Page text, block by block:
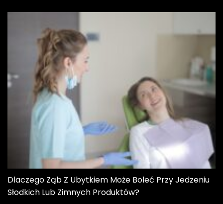
Dlaczego Ząb Z Ubytkiem Może Boleć Przy Jedzeniu
Słodkich Lub Zimnych Produktów?